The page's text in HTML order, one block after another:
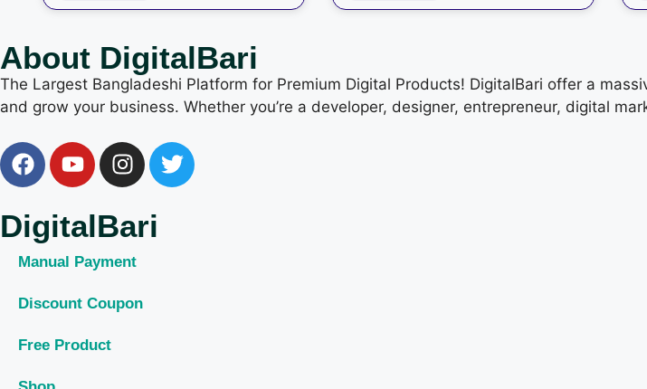
About DigitalBari
The Largest Bangladeshi Platform for Premium Digital Products! DigitalBari offer a
and grow your business. Whether you’re a developer, designer, entrepreneur, digital
DigitalBari
Manual Payment
Discount Coupon
Free Product